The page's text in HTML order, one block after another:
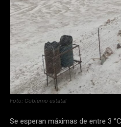
Foto: Gobierno estatal
Se esperan máximas de entre 3